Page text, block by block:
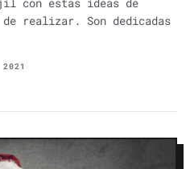
con estas ideas de
realizar. Son dedicadas
2021